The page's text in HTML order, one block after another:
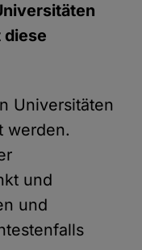
Universitäten
werden.
und
und